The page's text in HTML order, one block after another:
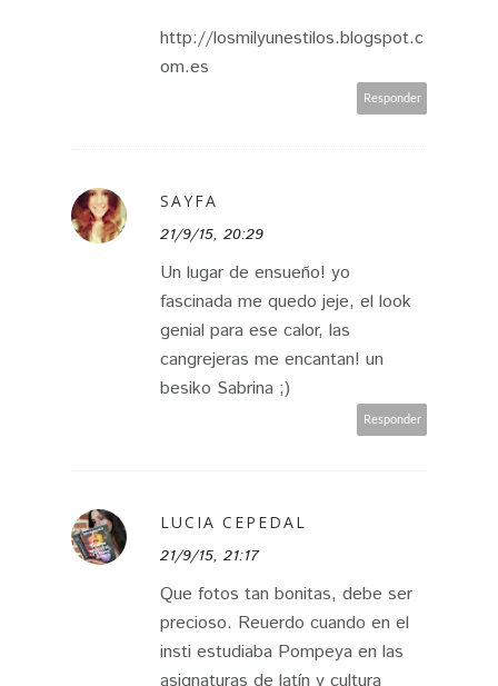
http://losmilyunestilos.blogspot.c
om.es
Responder
SAYFA
21/9/15, 20:29
Un lugar de ensueño! yo
fascinada me quedo jeje, el look
genial para ese calor, las
cangrejeras me encantan! un
besiko Sabrina ;)
Responder
LUCIA CEPEDAL
21/9/15, 21:17
Que fotos tan bonitas, debe ser
precioso. Reuerdo cuando en el
insti estudiaba Pompeya en las
asignaturas de latín y cultura